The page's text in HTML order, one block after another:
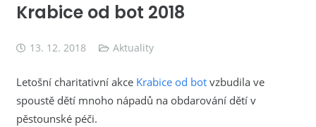
Krabice od bot 2018
13. 12. 2018 Aktuality
Letošní charitativní akce Krabice od botvzbudila ve
spoustě dětí mnoho nápadů na obdarování dětí v
pěstounské péči.